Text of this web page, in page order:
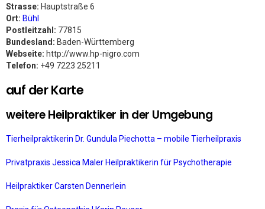
Strasse: Hauptstraße 6
Ort: Bühl
Postleitzahl: 77815
Bundesland: Baden-Württemberg
Webseite: http://www.hp-nigro.com
Telefon: +49 7223 25211
auf der Karte
weitere Heilpraktiker in der Umgebung
Tierheilpraktikerin Dr. Gundula Piechotta – mobile Tierheilpraxis
Privatpraxis Jessica Maler Heilpraktikerin für Psychotherapie
Heilpraktiker Carsten Dennerlein